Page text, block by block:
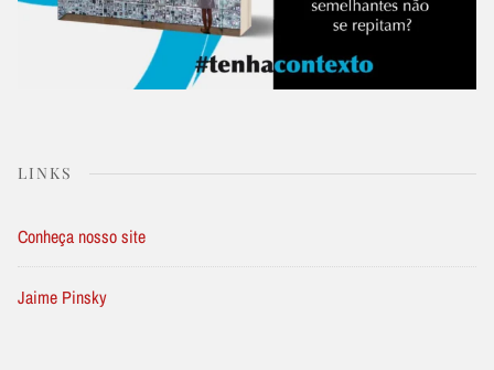
LINKS
Conheça nosso site
Jaime Pinsky